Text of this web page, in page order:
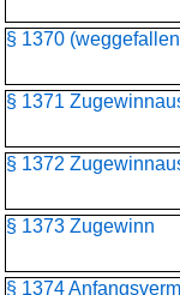
§ 1370
§ 1371
§ 1372
§ 1373 Zugewinn
§ 1374